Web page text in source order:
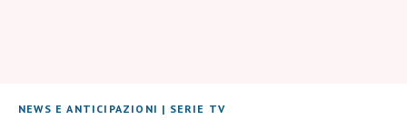
NEWS E ANTICIPAZIONI | SERIE TV